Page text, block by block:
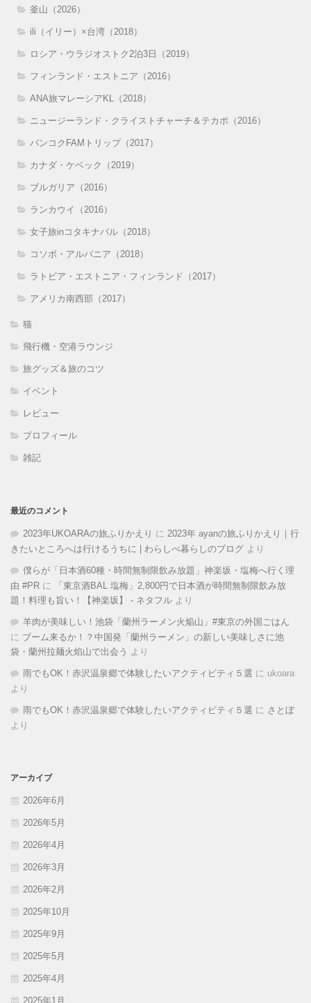
釜山（2026）
ili（イリー）×台湾（2018）
ロシア・ウラジオストク2泊3日（2019）
フィンランド・エストニア（2016）
ANA旅マレーシアKL（2018）
ニュージーランド・クライストチャーチ＆テカポ（2016）
バンコクFAMトリップ（2017）
カナダ・ケベック（2019）
ブルガリア（2016）
ランカウイ（2016）
女子旅inコタキナバル（2018）
コソボ・アルバニア（2018）
ラトビア・エストニア・フィンランド（2017）
アメリカ南西部（2017）
猫
飛行機・空港ラウンジ
旅グッズ＆旅のコツ
イベント
レビュー
プロフィール
雑記
最近のコメント
2023年UKOARAの旅ふりかえり に 2023年 ayanの旅ふりかえり｜行
きたいところへは行けるうちに | わらしべ暮らしのブログ より
僕らが「日本酒60種・時間無制限飲み放題」神楽坂・塩梅へ行く理
由 #PR に
「東京酒BAL 塩梅」2,800円で日本酒が時間無制限飲み放
題！料理も旨い！【神楽坂】 - ネタフル より
羊肉が美味しい！池袋「蘭州ラーメン火焔山」#東京の外国ごはん
に ブーム来るか！？中国発「蘭州ラーメン」の新しい美味しさに池
袋・蘭州拉麺火焰山で出会う より
雨でもOK！赤沢温泉郷で体験したいアクティビティ５選 に ukoara
より
雨でもOK！赤沢温泉郷で体験したいアクティビティ５選 に さとぼ
より
アーカイブ
2026年6月
2026年5月
2026年4月
2026年3月
2026年2月
2025年10月
2025年9月
2025年5月
2025年4月
2025年1月